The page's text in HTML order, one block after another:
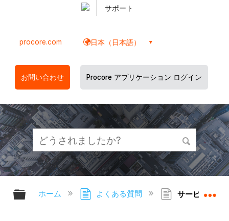
サポート
procore.com 日本（日本語）
お問い合わせ Procore アプリケーション ログイン
グローバル階層を展開/折りたたむ
ホーム よくある質問 サービスアカ